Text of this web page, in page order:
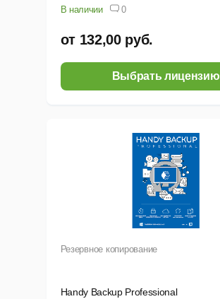
В наличии 0
от 132,00 руб.
Выбрать лицензию
Резервное копирование
Handy Backup Professional